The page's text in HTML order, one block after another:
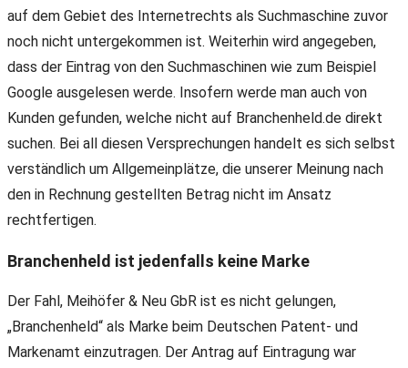
auf dem Gebiet des Internetrechts als Suchmaschine zuvor
noch nicht untergekommen ist. Weiterhin wird angegeben,
dass der Eintrag von den Suchmaschinen wie zum Beispiel
Google ausgelesen werde. Insofern werde man auch von
Kunden gefunden, welche nicht auf Branchenheld.de direkt
suchen. Bei all diesen Versprechungen handelt es sich selbst
verständlich um Allgemeinplätze, die unserer Meinung nach
den in Rechnung gestellten Betrag nicht im Ansatz
rechtfertigen.
Branchenheld ist jedenfalls keine Marke
Der Fahl, Meihöfer & Neu GbR ist es nicht gelungen,
„Branchenheld“ als Marke beim Deutschen Patent- und
Markenamt einzutragen. Der Antrag auf Eintragung war